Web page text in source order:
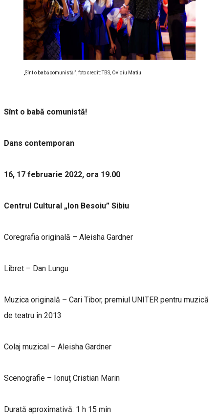
„Sînt o babă comunistă!”, foto credit: TBS, Ovidiu Matiu
Sînt o babă comunistă!
Dans contemporan
16, 17 februarie 2022, ora 19.00
Centrul Cultural „Ion Besoiu” Sibiu
Coregrafia originală – Aleisha Gardner
Libret – Dan Lungu
Muzica originală – Cari Tibor, premiul UNITER pentru muzică
de teatru în 2013
Colaj muzical – Aleisha Gardner
Scenografie – Ionuț Cristian Marin
Durată aproximativă: 1 h 15 min